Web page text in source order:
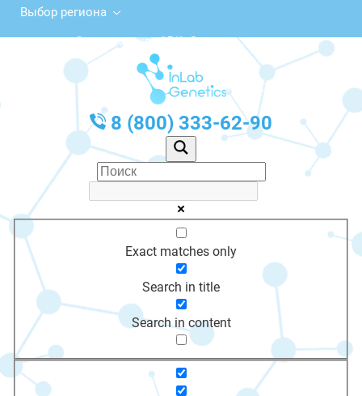
Выбор региона
Советская ул., 15/1, Задонск
с 10:00 до 20:00
График работы: Пн-Пт с 10:00 до 20:00
8 (800) 333-62-90
Exact matches only
Search in title
Search in content